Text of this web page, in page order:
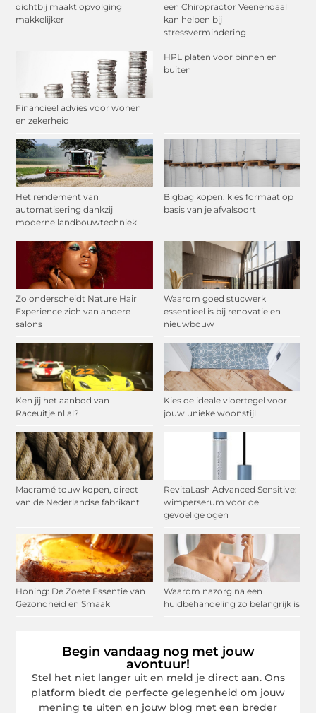
dichtbij maakt opvolging
makkelijker
een Chiropractor Veenendaal
kan helpen bij
stressvermindering
Financieel advies voor wonen
en zekerheid
HPL platen voor binnen en
buiten
Het rendement van
automatisering dankzij
moderne landbouwtechniek
Bigbag kopen: kies formaat op
basis van je afvalsoort
Zo onderscheidt Nature Hair
Experience zich van andere
salons
Waarom goed stucwerk
essentieel is bij renovatie en
nieuwbouw
Ken jij het aanbod van
Raceuitje.nl al?
Kies de ideale vloertegel voor
jouw unieke woonstijl
Macramé touw kopen, direct
van de Nederlandse fabrikant
RevitaLash Advanced Sensitive:
wimperserum voor de
gevoelige ogen
Honing: De Zoete Essentie van
Gezondheid en Smaak
Waarom nazorg na een
huidbehandeling zo belangrijk is
Begin vandaag nog met jouw
avontuur!
Stel het niet langer uit en meld je direct aan. Ons
platform biedt de perfecte gelegenheid om jouw
mening te uiten en jouw blog met een breder